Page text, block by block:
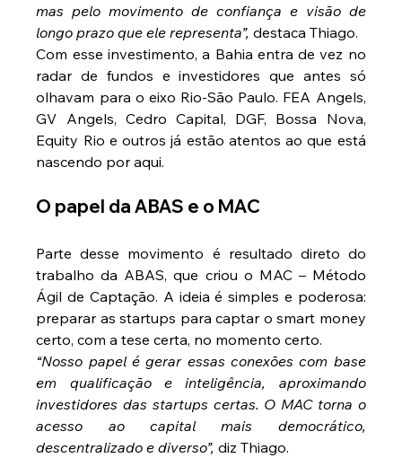
mas pelo movimento de confiança e visão de
longo prazo que ele representa”, destaca Thiago.
Com esse investimento, a Bahia entra de vez no
radar de fundos e investidores que antes só
olhavam para o eixo Rio-São Paulo. FEA Angels,
GV Angels, Cedro Capital, DGF, Bossa Nova,
Equity Rio e outros já estão atentos ao que está
nascendo por aqui.
O papel da ABAS e o MAC
Parte desse movimento é resultado direto do
trabalho da ABAS, que criou o MAC – Método
Ágil de Captação. A ideia é simples e poderosa:
preparar as startups para captar o smart money
certo, com a tese certa, no momento certo.
“Nosso papel é gerar essas conexões com base
em qualificação e inteligência, aproximando
investidores das startups certas. O MAC torna o
acesso ao capital mais democrático,
descentralizado e diverso”, diz Thiago.